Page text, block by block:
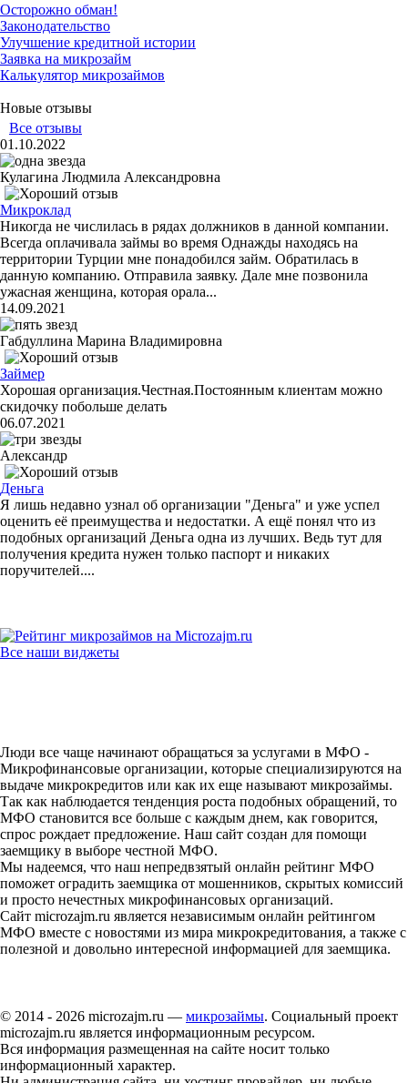
Осторожно обман!
Законодательство
Улучшение кредитной истории
Заявка на микрозайм
Калькулятор микрозаймов
Новые отзывы
Все отзывы
01.10.2022
Кулагина Людмила Александровна
Микроклад
Никогда не числилась в рядах должников в данной компании.
Всегда оплачивала займы во время Однажды находясь на
территории Турции мне понадобился займ. Обратилась в
данную компанию. Отправила заявку. Дале мне позвонила
ужасная женщина, которая орала...
14.09.2021
Габдуллина Марина Владимировна
Займер
Хорошая организация.Честная.Постоянным клиентам можно
скидочку побольше делать
06.07.2021
Александр
Деньга
Я лишь недавно узнал об организации "Деньга" и уже успел
оценить её преимущества и недостатки. А ещё понял что из
подобных организаций Деньга одна из лучших. Ведь тут для
получения кредита нужен только паспорт и никаких
поручителей....
Все наши виджеты
Люди все чаще начинают обращаться за услугами в МФО -
Микрофинансовые организации, которые специализируются на
выдаче микрокредитов или как их еще называют микрозаймы.
Так как наблюдается тенденция роста подобных обращений, то
МФО становится все больше с каждым днем, как говорится,
спрос рождает предложение. Наш сайт создан для помощи
заемщику в выборе честной МФО.
Мы надеемся, что наш непредвзятый онлайн рейтинг МФО
поможет оградить заемщика от мошенников, скрытых комиссий
и просто нечестных микрофинансовых организаций.
Сайт microzajm.ru является независимым онлайн рейтингом
МФО вместе с новостями из мира микрокредитования, а также с
полезной и довольно интересной информацией для заемщика.
© 2014 - 2026 microzajm.ru — микрозаймы. Социальный проект
microzajm.ru является информационным ресурсом.
Вся информация размещенная на сайте носит только
информационный характер.